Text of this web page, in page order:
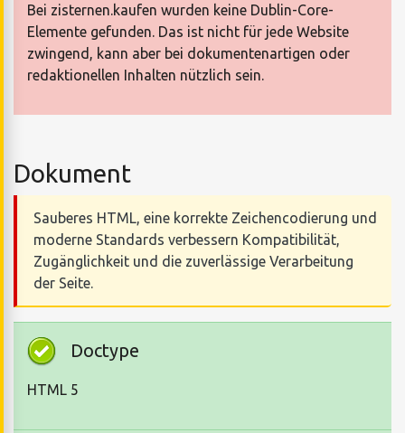
Bei zisternen.kaufen wurden keine Dublin-Core-
Elemente gefunden. Das ist nicht für jede Website
zwingend, kann aber bei dokumentenartigen oder
redaktionellen Inhalten nützlich sein.
Dokument
Sauberes HTML, eine korrekte Zeichencodierung und
moderne Standards verbessern Kompatibilität,
Zugänglichkeit und die zuverlässige Verarbeitung
der Seite.
Doctype
HTML 5